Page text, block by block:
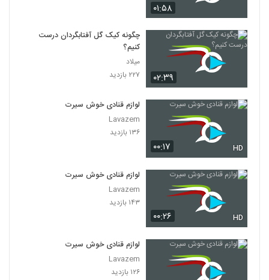
۰۱:۵۸
۰۲:۳۹
چگونه کیک گل آفتابگردان درست
کنیم؟
میلاد
۲۲۷ بازدید
۰۰:۱۷ HD
لوازم قنادی خوش سیرت
Lavazem
۱۳۶ بازدید
۰۰:۲۶ HD
لوازم قنادی خوش سیرت
Lavazem
۱۴۳ بازدید
لوازم قنادی خوش سیرت
Lavazem
۱۲۶ بازدید